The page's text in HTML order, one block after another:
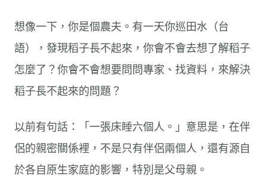
想像一下，你是個農夫。有一天你巡田水（台
語），發現稻子長不起來，你會不會去想了解稻子
怎麼了？你會不會想要問問專家、找資料，來解決
稻子長不起來的問題？
以前有句話：「一張床睡六個人。」意思是，在伴
侶的親密關係裡，不是只有伴侶兩個人，還有源自
於各自原生家庭的影響，特別是父母親。